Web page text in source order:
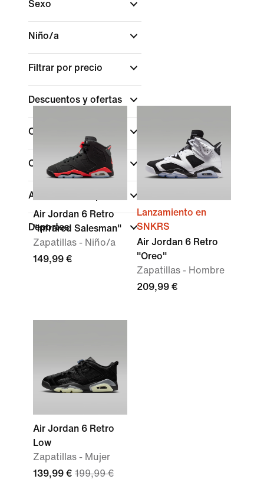
Sexo
Niño/a
Filtrar por precio
Descuentos y ofertas
Color
Colecciones
Altura de las zapatillas
Deportes
Air Jordan 6 Retro
"Infrared Salesman"
Zapatillas - Niño/a
149,99 €
Lanzamiento en
SNKRS
Air Jordan 6 Retro
"Oreo"
Zapatillas - Hombre
209,99 €
Air Jordan 6 Retro
Low
Zapatillas - Mujer
139,99 € 199,99 €